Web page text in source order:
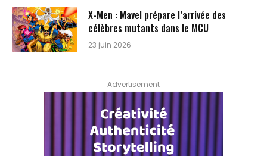
X-Men : Mavel prépare l’arrivée des
célèbres mutants dans le MCU
23 juin 2026
Advertisement